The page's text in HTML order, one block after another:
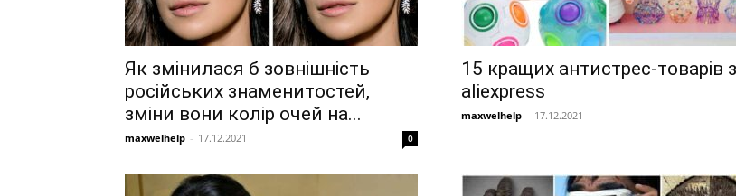
Як змінилася б зовнішність
російських знаменитостей,
зміни вони колір очей на...
maxwelhelp - 17.12.2021 0
15 кращих антистрес-товарів з
aliexpress
maxwelhelp - 17.12.2021